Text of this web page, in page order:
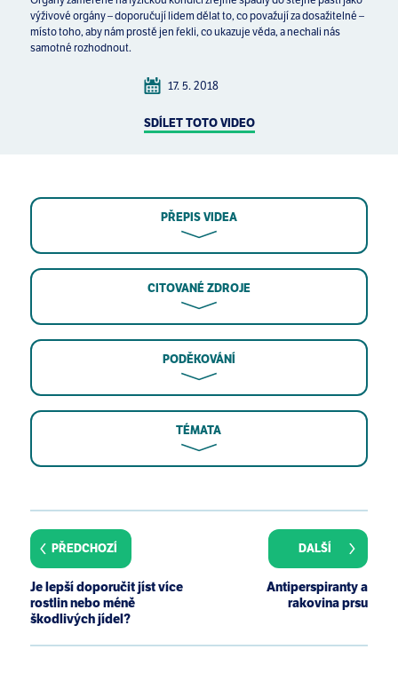
výživové orgány – doporučují lidem dělat to, co považují za dosažitelné –
místo toho, aby nám prostě jen řekli, co ukazuje věda, a nechali nás
samotné rozhodnout.
17. 5. 2018
SDÍLET TOTO VIDEO
PŘEPIS VIDEA
CITOVANÉ ZDROJE
PODĚKOVÁNÍ
TÉMATA
Health and Nutrition Examination Survey Caloric
Energy Intake Data, 1971–2010. PLoS ONE 8(10):
Blair SN. Physical inactivity: the biggest public
health problem of the 21st century. Br J Sports Med.
2009 Jan;43(1):1-2.
Centers for Disease Control and Prevention (CDC).
PŘEDCHOZÍ
Je lepší doporučit jíst více
rostlin nebo méně
škodlivých jídel?
Antiperspiranty a
rakovina prsu
DALŠÍ